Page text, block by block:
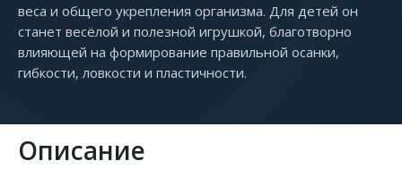
веса и общего укрепления организма. Для детей он
станет весёлой и полезной игрушкой, благотворно
влияющей на формирование правильной осанки,
гибкости, ловкости и пластичности.
Описание